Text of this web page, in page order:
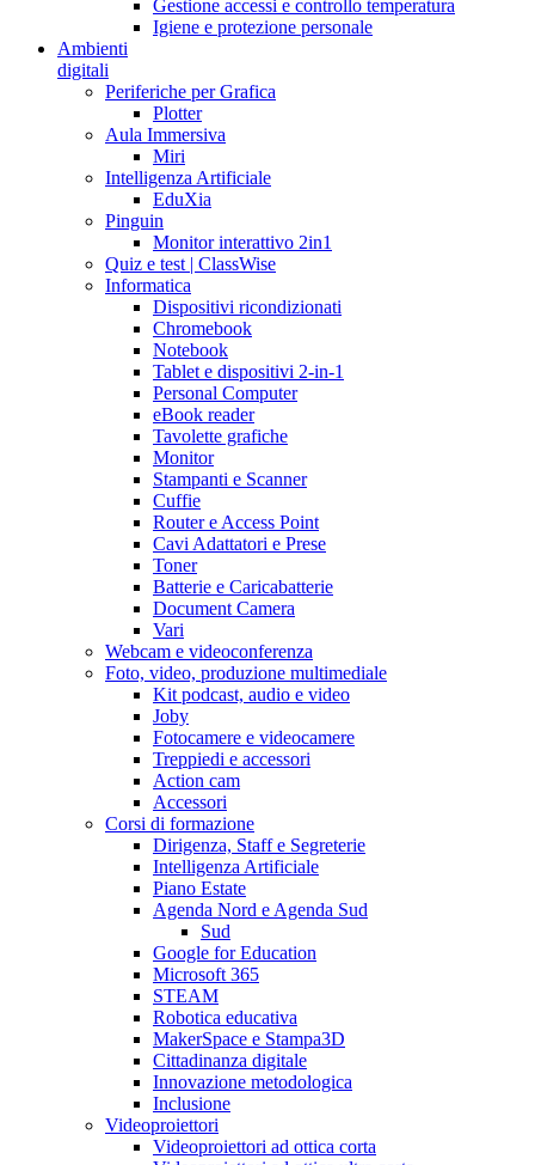
Gestione accessi e controllo temperatura
Igiene e protezione personale
Ambienti
digitali
Periferiche per Grafica
Plotter
Aula Immersiva
Miri
Intelligenza Artificiale
EduXia
Pinguin
Monitor interattivo 2in1
Quiz e test | ClassWise
Informatica
Dispositivi ricondizionati
Chromebook
Notebook
Tablet e dispositivi 2-in-1
Personal Computer
eBook reader
Tavolette grafiche
Monitor
Stampanti e Scanner
Cuffie
Router e Access Point
Cavi Adattatori e Prese
Toner
Batterie e Caricabatterie
Document Camera
Vari
Webcam e videoconferenza
Foto, video, produzione multimediale
Kit podcast, audio e video
Joby
Fotocamere e videocamere
Treppiedi e accessori
Action cam
Accessori
Corsi di formazione
Dirigenza, Staff e Segreterie
Intelligenza Artificiale
Piano Estate
Agenda Nord e Agenda Sud
Sud
Google for Education
Microsoft 365
STEAM
Robotica educativa
MakerSpace e Stampa3D
Cittadinanza digitale
Innovazione metodologica
Inclusione
Videoproiettori
Videoproiettori ad ottica corta